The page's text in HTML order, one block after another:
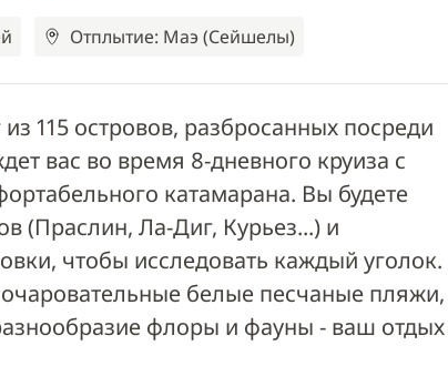
Отплытие: Маэ (Сейшелы)
115 островов, разбросанных посреди
вас во время 8-дневного круиза с
катамарана. Вы будете
(Праслин, Ла-Диг, Курьез...) и
чтобы исследовать каждый уголок.
белые песчаные пляжи,
флоры и фауны - ваш отдых